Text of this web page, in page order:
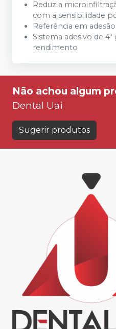
Reduz a
com a sensibilidade
Referência em adesão
Sistema adesivo de
rendimento
Não achou algum
Dental Uai
Sugerir produtos